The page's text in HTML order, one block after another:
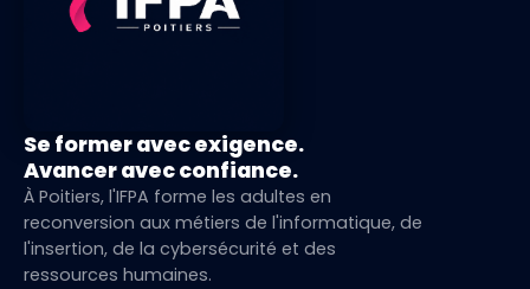
Se former avec exigence.
Avancer avec confiance.
À Poitiers, l'IFPA forme les adultes en
reconversion aux métiers de l'informatique, de
l'insertion, de la cybersécurité et des
ressources humaines.